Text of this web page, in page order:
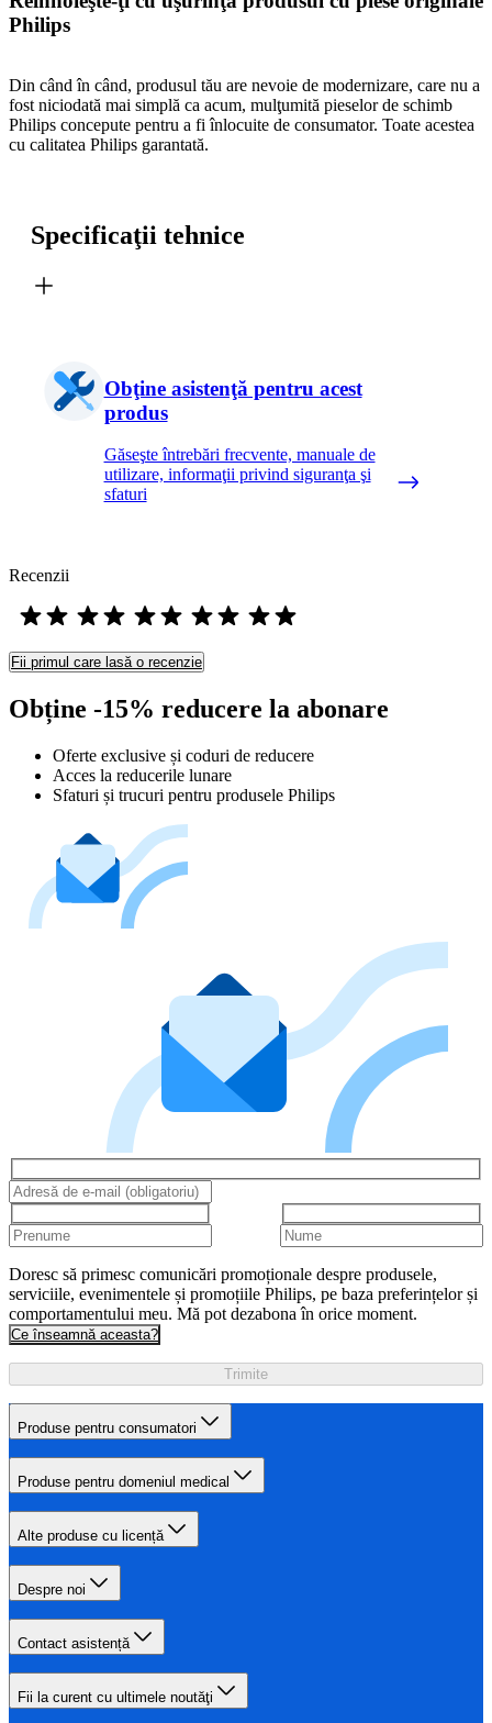
Philips
Din când în când, produsul tău are nevoie de modernizare, care nu a
fost niciodată mai simplă ca acum, mulţumită pieselor de schimb
Philips concepute pentru a fi înlocuite de consumator. Toate acestea
cu calitatea Philips garantată.
Specificaţii tehnice
Obţine asistenţă pentru acest
produs
Găseşte întrebări frecvente, manuale de
utilizare, informaţii privind siguranţa şi
sfaturi
Recenzii
Fii primul care lasă o recenzie
Obține -15% reducere la abonare
Oferte exclusive și coduri de reducere
Acces la reducerile lunare
Sfaturi și trucuri pentru produsele Philips
Doresc să primesc comunicări promoționale despre produsele,
serviciile, evenimentele și promoțiile Philips, pe baza preferințelor și
comportamentului meu. Mă pot dezabona în orice moment.
Ce înseamnă aceasta?
Trimite
Produse pentru consumatori
Produse pentru domeniul medical
Alte produse cu licență
Despre noi
Contact asistență
Fii la curent cu ultimele noutăţi